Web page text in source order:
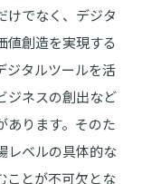
けでなく、デジタ
値創造を実現する
ジタルツールを活
ジネスの創出など
あります。そのた
レベルの具体的な
ことが不可欠とな